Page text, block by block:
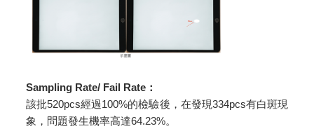
Sampling Rate/ Fail Rate ：
該批520pcs經過100%的檢驗後，在發現334pcs有白斑現
象，問題發生機率高達64.23%。